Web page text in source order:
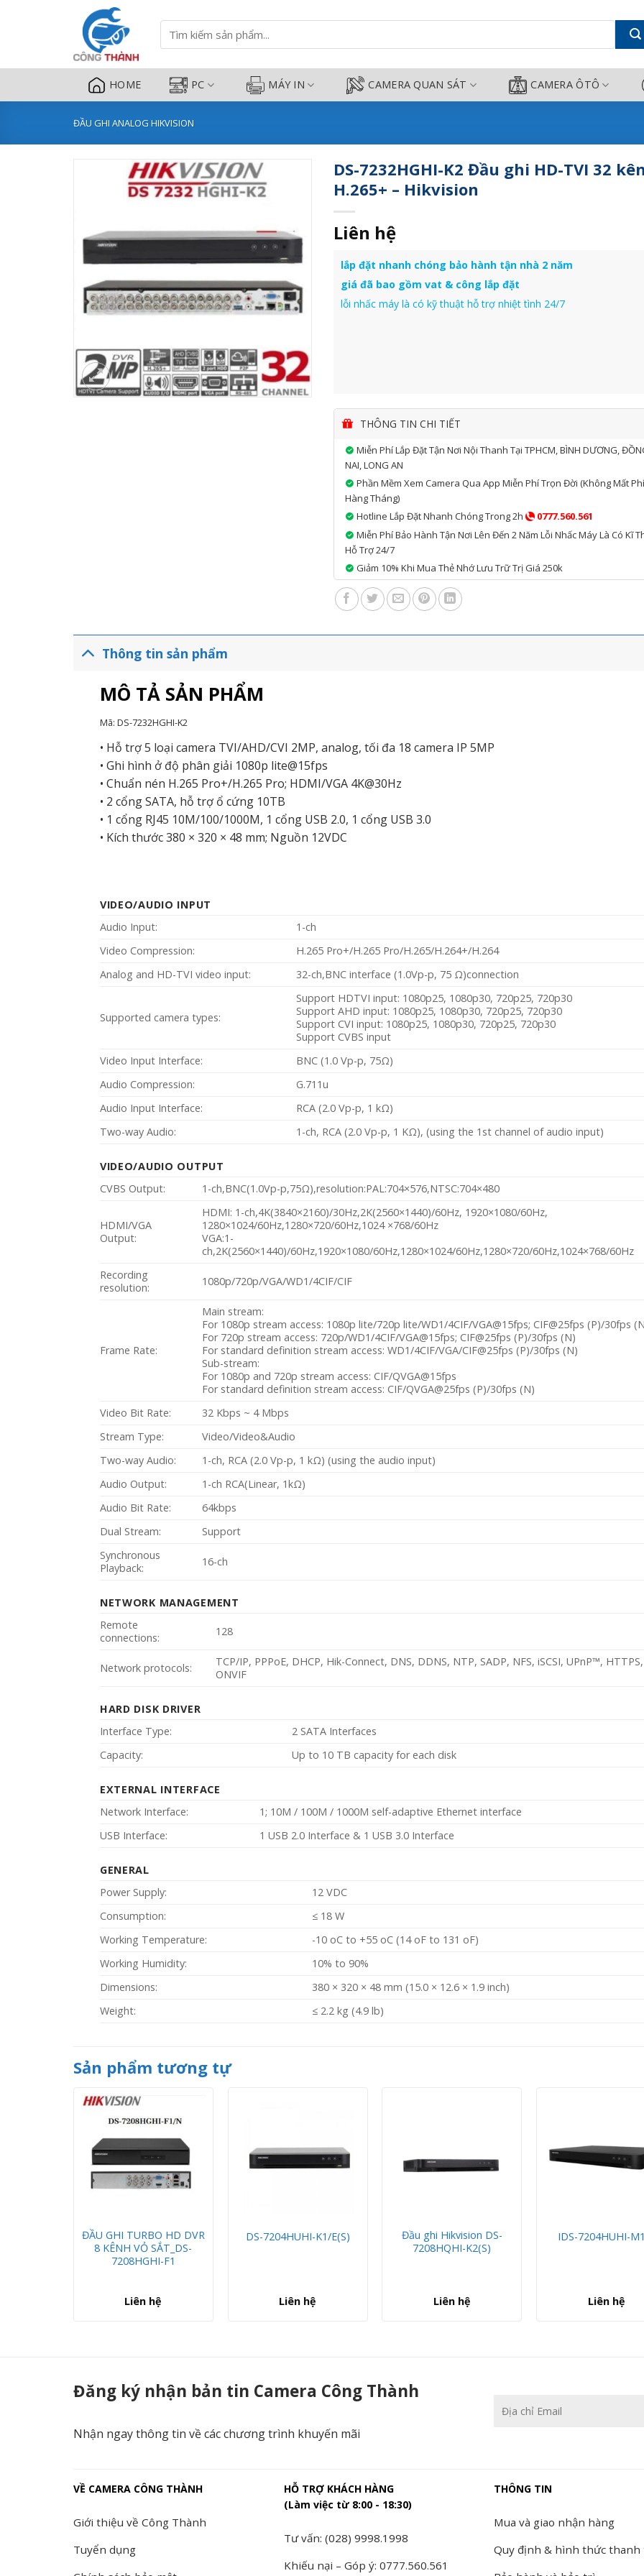
DS-7232HGHI-K2 Đầu ghi HD-TVI 32 kênh H.265+ - Hikvision -
kiếm:
HOME PC MÁY IN CAMERA QUAN SÁT CAMERA ÔTÔ
ĐẦU GHI ANALOG HIKVISION
DS-7232HGHI-K2 Đầu ghi HD-TVI 32
H.265+ – Hikvision
Liên hệ
lắp đặt nhanh chóng bảo hành tận nhà 2 năm
giá đã bao gồm vat & công lắp đặt
lỗi nhấc máy là có kỹ thuật hỗ trợ nhiệt tình 24/7
THÔNG TIN CHI TIẾT
Miễn Phí Lắp Đặt Tận Nơi Nội Thanh Tại TPHCM, BÌNH DƯƠNG,
NAI, LONG AN
Phần Mềm Xem Camera Qua App Miễn Phí Trọn Đời (không Mất
Hàng Tháng)
Hotline Lắp Đặt Nhanh Chóng Trong 2h
0777.560.561
Miễn Phí Bảo Hành Tận Nơi Lên Đến 2 Năm Lỗi Nhấc Máy Là Có Kĩ
Hỗ Trợ 24/7
Giảm 10% Khi Mua Thẻ Nhớ Lưu Trữ Trị Giá 250k
Thông tin sản phẩm
MÔ TẢ SẢN PHẨM
Mã: DS-7232HGHI-K2
• Hỗ trợ 5 loại camera TVI/AHD/CVI 2MP, analog, tối đa 18 camera IP 5MP
• Ghi hình ở độ phân giải 1080p lite@15fps
• Chuẩn nén H.265 Pro+/H.265 Pro; HDMI/VGA 4K@30Hz
• 2 cổng SATA, hỗ trợ ổ cứng 10TB
• 1 cổng RJ45 10M/100/1000M, 1 cổng USB 2.0, 1 cổng USB 3.0
• Kích thước 380 × 320 × 48 mm; Nguồn 12VDC
VIDEO/AUDIO INPUT
Audio Input:
1-ch
Video Compression:
H.265 Pro+/H.265 Pro/H.265/H.264+/H.264
Analog and HD-TVI video input:
32-ch,BNC interface (1.0Vp-p, 75 Ω)connection
Supported camera types:
Support HDTVI input: 1080p25, 1080p30, 720p25, 720p30
Support AHD input: 1080p25, 1080p30, 720p25, 720p30
Support CVI input: 1080p25, 1080p30, 720p25, 720p30
Support CVBS input
Video Input Interface:
BNC (1.0 Vp-p, 75Ω)
Audio Compression:
G.711u
Audio Input Interface:
RCA (2.0 Vp-p, 1 kΩ)
Two-way Audio:
1-ch, RCA (2.0 Vp-p, 1 KΩ), (using the 1st channel of audio input)
VIDEO/AUDIO OUTPUT
CVBS Output:
1-ch,BNC(1.0Vp-p,75Ω),resolution:PAL:704×576,NTSC:704×480
HDMI/VGA
Output:
HDMI: 1-ch,4K(3840×2160)/30Hz,2K(2560×1440)/60Hz, 1920×1080/60Hz,
1280×1024/60Hz,1280×720/60Hz,1024 ×768/60Hz
VGA:1-
ch,2K(2560×1440)/60Hz,1920×1080/60Hz,1280×1024/60Hz,1280×720/60Hz,1024×768/60Hz
Recording
resolution:
1080p/720p/VGA/WD1/4CIF/CIF
Frame Rate:
Main stream:
For 1080p stream access: 1080p lite/720p lite/WD1/4CIF/VGA@15fps; CIF@25fps (P)/30fps
For 720p stream access: 720p/WD1/4CIF/VGA@15fps; CIF@25fps (P)/30fps (N)
For standard definition stream access: WD1/4CIF/VGA/CIF@25fps (P)/30fps (N)
Sub-stream:
For 1080p and 720p stream access: CIF/QVGA@15fps
For standard definition stream access: CIF/QVGA@25fps (P)/30fps (N)
Video Bit Rate:
32 Kbps ~ 4 Mbps
Stream Type:
Video/Video&Audio
Two-way Audio:
1-ch, RCA (2.0 Vp-p, 1 kΩ) (using the audio input)
Audio Output:
1-ch RCA(Linear, 1kΩ)
Audio Bit Rate:
64kbps
Dual Stream:
Support
Synchronous
Playback:
16-ch
NETWORK MANAGEMENT
Remote
connections:
128
Network protocols:
TCP/IP, PPPoE, DHCP, Hik-Connect, DNS, DDNS, NTP, SADP, NFS, iSCSI, UPnP™, HTTPS,
ONVIF
HARD DISK DRIVER
Interface Type:
2 SATA Interfaces
Capacity:
Up to 10 TB capacity for each disk
EXTERNAL INTERFACE
Network Interface:
1; 10M / 100M / 1000M self-adaptive Ethernet interface
USB Interface:
1 USB 2.0 Interface & 1 USB 3.0 Interface
GENERAL
Power Supply:
12 VDC
Consumption:
≤ 18 W
Working Temperature:
-10 oC to +55 oC (14 oF to 131 oF)
Working Humidity:
10% to 90%
Dimensions:
380 × 320 × 48 mm (15.0 × 12.6 × 1.9 inch)
Weight:
≤ 2.2 kg (4.9 lb)
Sản phẩm tương tự
ĐẦU GHI TURBO HD DVR
8 KÊNH VỎ SẮT_DS-
7208HGHI-F1
Liên hệ
DS-7204HUHI-K1/E(S)
Liên hệ
Đầu ghi Hikvision DS-
7208HQHI-K2(S)
Liên hệ
IDS-7204HUHI-
Liên hệ
Đăng ký nhận bản tin Camera Công Thành
Nhận ngay thông tin về các chương trình khuyến mãi
VỀ CAMERA CÔNG THÀNH
Giới thiệu về Công Thành
Tuyển dụng
HỖ TRỢ KHÁCH HÀNG
(Làm việc từ 8:00 - 18:30)
Tư vấn: (028) 9998.1998
Khiếu nại – Góp ý: 0777.560.561
THÔNG TIN
Mua và giao nhận hàng
Quy định & hình thức thanh